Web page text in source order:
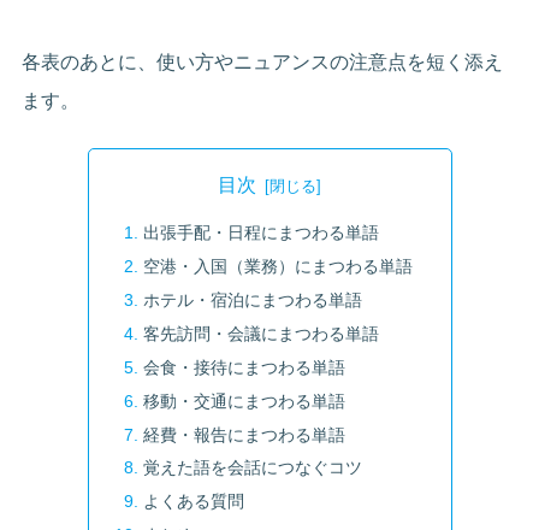
各表のあとに、使い方やニュアンスの注意点を短く添え
ます。
目次
出張手配・日程にまつわる単語
空港・入国（業務）にまつわる単語
ホテル・宿泊にまつわる単語
客先訪問・会議にまつわる単語
会食・接待にまつわる単語
移動・交通にまつわる単語
経費・報告にまつわる単語
覚えた語を会話につなぐコツ
よくある質問